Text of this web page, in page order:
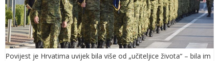
Povijest je Hrvatima uvijek bila više od „učiteljice života“ – bila im